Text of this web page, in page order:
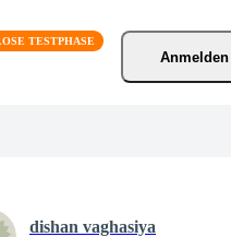
Anmelden
dishan vaghasiya